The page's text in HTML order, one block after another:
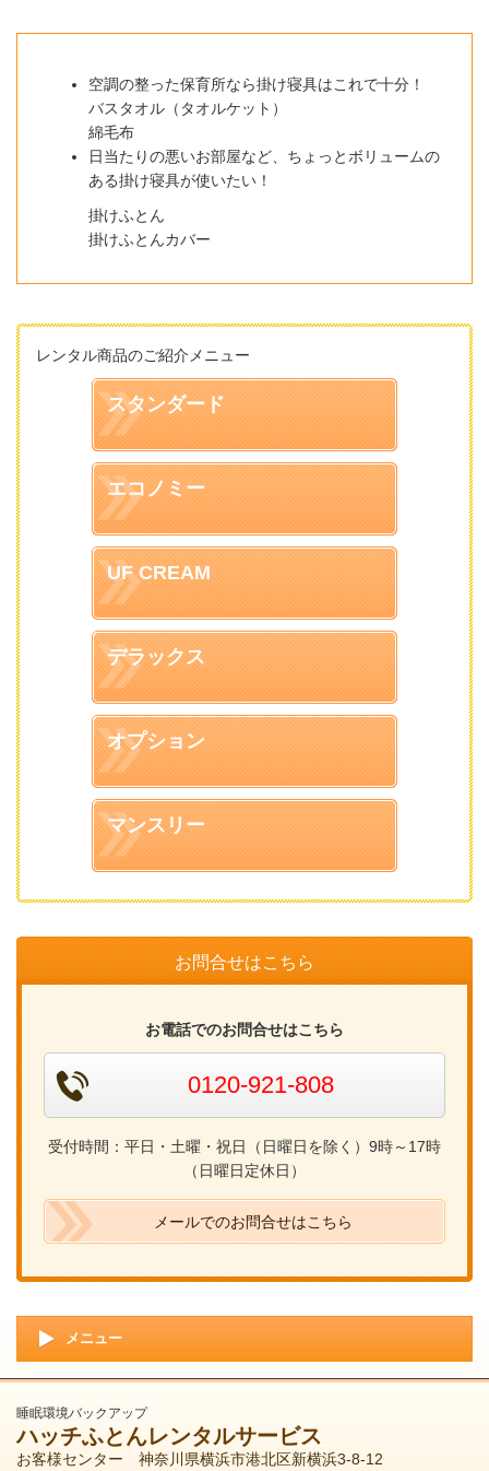
空調の整った保育所なら掛け寝具はこれで十分！
バスタオル（タオルケット）
綿毛布
日当たりの悪いお部屋など、ちょっとボリュームの
ある掛け寝具が使いたい！
掛けふとん
掛けふとんカバー
レンタル商品のご紹介メニュー
スタンダード
エコノミー
UF CREAM
デラックス
オプション
マンスリー
お問合せはこちら
お電話でのお問合せはこちら
0120-921-808
受付時間：平日・土曜・祝日（日曜日を除く） 9時～ 17時
（日曜日定休日）
メールでのお問合せはこちら
メニュー
睡眠環境バックアップ
ハッチふとんレンタルサービス
お客様センター 神奈川県横浜市港北区新横浜3-8-12